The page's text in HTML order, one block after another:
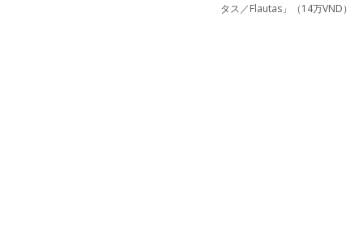
タス／Flautas」（14万VND）